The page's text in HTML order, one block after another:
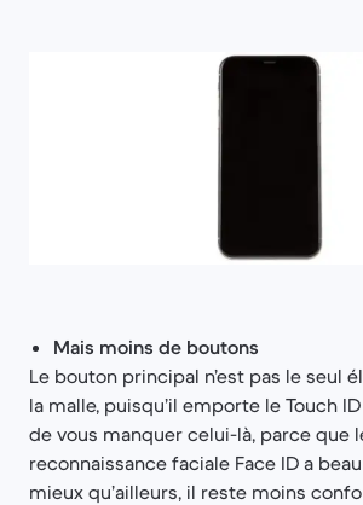
Mais moins de boutons
Le bouton principal n’est pas le seul
la malle, puisqu’il emporte le Touch
de vous manquer celui-là, parce que
reconnaissance faciale Face ID a
mieux qu’ailleurs, il reste moins